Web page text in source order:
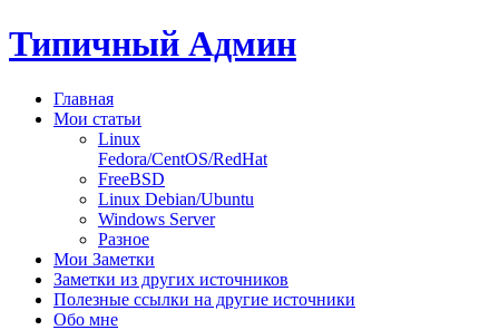
Типичный Админ
Главная
Мои статьи
Linux
Fedora/CentOS/RedHat
FreeBSD
Linux Debian/Ubuntu
Windows Server
Разное
Мои Заметки
Заметки из других источников
Полезные ссылки на другие источники
Обо мне